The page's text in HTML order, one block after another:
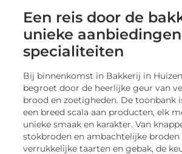
Een reis door de
unieke
specialiteiten
Bij binnenkomst in Bakkerij in
begroet door de heerlijke geur van
brood en zoetigheden. De toonbank
een breed scala aan producten, elk
unieke smaak en karakter. Van
stokbroden en ambachtelijke
verrukkelijke taarten en gebak, de